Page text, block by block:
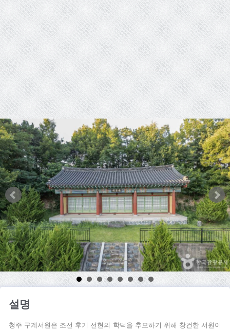
설명
청주 구계서원은 조선 후기 선현의 학덕을 추모하기 위해 창건한 서원이